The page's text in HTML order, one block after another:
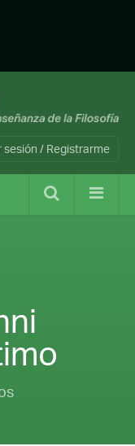
sesión / Registrarme